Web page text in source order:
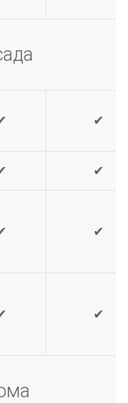
✔
✔
✔
✔